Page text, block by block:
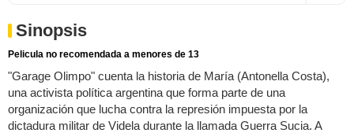
Sinopsis
Pelicula no recomendada a menores de 13
"Garage Olimpo" cuenta la historia de María (Antonella Costa),
una activista política argentina que forma parte de una
organización que lucha contra la represión impuesta por la
dictadura militar de Videla durante la llamada Guerra Sucia. A